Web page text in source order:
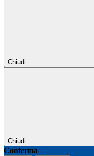
Chiudi
Chiudi
Conferma